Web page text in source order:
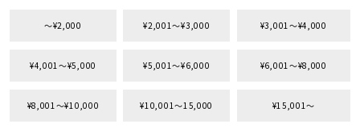
〜¥2,000 ¥2,001〜¥3,000 ¥3,001〜¥4,000
¥4,001〜¥5,000 ¥5,001〜¥6,000 ¥6,001〜¥8,000
¥8,001〜¥10,000 ¥10,001〜15,000 ¥15,001〜